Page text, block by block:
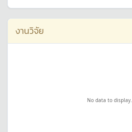
งานวิจัย
No data to display.